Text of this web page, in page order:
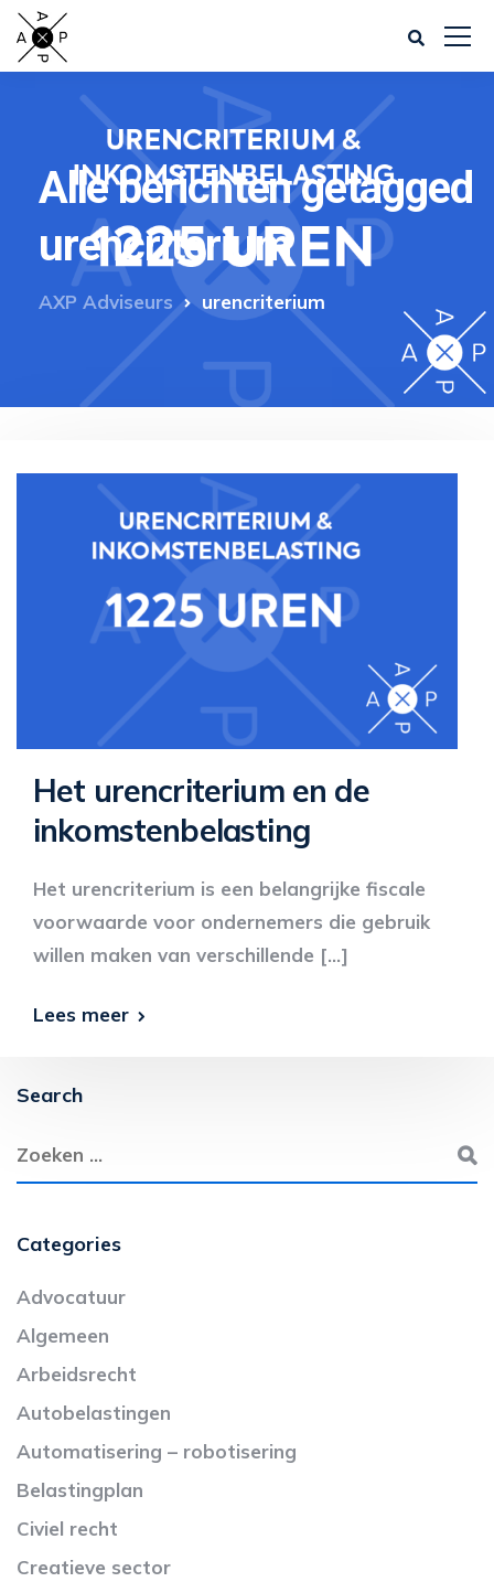
Alle berichten getagged
urencriterium
AXP Adviseurs urencriterium
Het urencriterium en de
inkomstenbelasting
Het urencriterium is een belangrijke fiscale
voorwaarde voor ondernemers die gebruik
willen maken van verschillende […]
Lees meer
Search
Categories
Advocatuur
Algemeen
Arbeidsrecht
Autobelastingen
Automatisering – robotisering
Belastingplan
Civiel recht
Creatieve sector